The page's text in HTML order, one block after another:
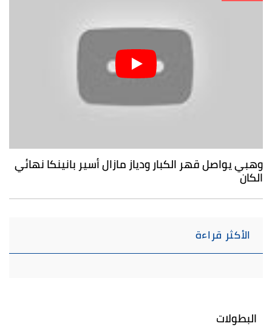
وهبي يواصل قهر الكبار ودياز مازال أسير بانينكا نهائي
الكان
الأكثر قراءة
البطولات